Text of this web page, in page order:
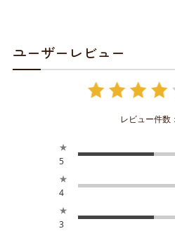
ユーザーレビュー
レビュー件数
★
5
★
4
★
3